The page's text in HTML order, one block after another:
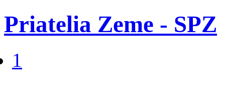
Priatelia Zeme - SPZ
1